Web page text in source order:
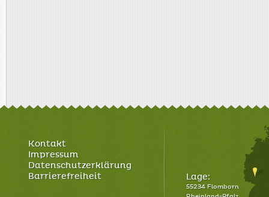
Kontakt
Impressum
Datenschutzerklärung
Barrierefreiheit
Lage:
55234 Flomborn